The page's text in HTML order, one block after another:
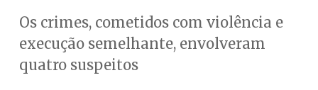
Os crimes, cometidos com violência e
execução semelhante, envolveram
quatro suspeitos